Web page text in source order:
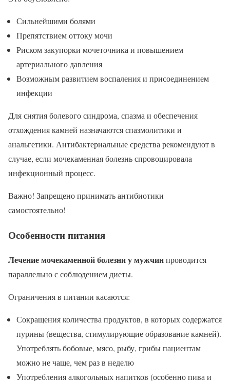
Сильнейшими болями
Препятствием оттоку мочи
Риском закупорки мочеточника и повышением
артериального давления
Возможным развитием воспаления и присоединением
инфекции
Для снятия болевого синдрома, спазма и обеспечения
отхождения камней назначаются спазмолитики и
анальгетики. Антибактериальные средства рекомендуют в
случае, если мочекаменная болезнь спровоцировала
инфекционный процесс.
Важно! Запрещено принимать антибиотики
самостоятельно!
Особенности питания
Лечение мочекаменной болезни у мужчинпроводится
параллельно с соблюдением диеты.
Ограничения в питании касаются:
Сокращения количества продуктов, в которых содержатся
пурины (вещества, стимулирующие образование камней).
Употреблять бобовые, мясо, рыбу, грибы пациентам
можно не чаще, чем раз в неделю
Употребления алкогольных напитков (особенно пива и